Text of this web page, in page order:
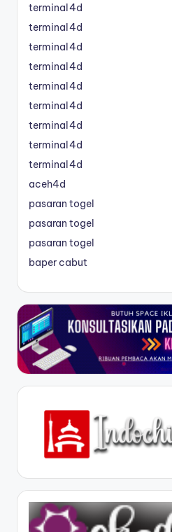
terminal4d
terminal4d
terminal4d
terminal4d
terminal4d
terminal4d
terminal4d
terminal4d
terminal4d
aceh4d
pasaran togel
pasaran togel
pasaran togel
baper cabut